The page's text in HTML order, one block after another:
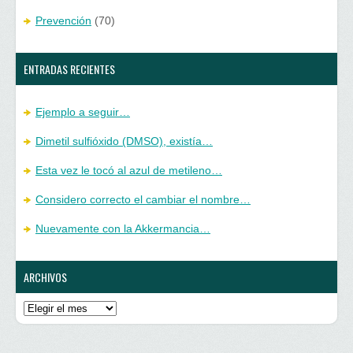
Prevención (70)
ENTRADAS RECIENTES
Ejemplo a seguir…
Dimetil sulfióxido (DMSO), existía…
Esta vez le tocó al azul de metileno…
Considero correcto el cambiar el nombre…
Nuevamente con la Akkermancia…
ARCHIVOS
Archivos